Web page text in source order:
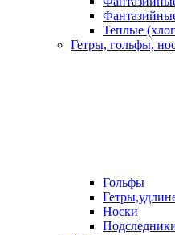
Теплые
Гетры, гольфы,
Гольфы
Носки